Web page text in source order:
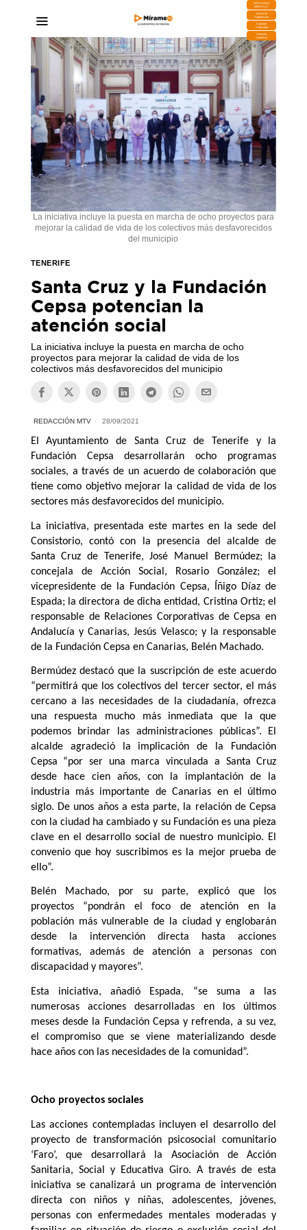
DESCARGA
MIRAPLAY
Buzón de
Sugerencias
Contratar
Publicidad
Contacto
Comercial
La iniciativa incluye la puesta en marcha de ocho proyectos para
mejorar la calidad de vida de los colectivos más desfavorecidos
del municipio
TENERIFE
Santa Cruz y la Fundación
Cepsa potencian la
atención social
La iniciativa incluye la puesta en marcha de ocho
proyectos para mejorar la calidad de vida de los
colectivos más desfavorecidos del municipio
REDACCIÓN MTV 28/09/2021
El Ayuntamiento de Santa Cruz de Tenerife y la
Fundación Cepsa desarrollarán ocho programas
sociales, a través de un acuerdo de colaboración que
tiene como objetivo mejorar la calidad de vida de los
sectores más desfavorecidos del municipio.
La iniciativa, presentada este martes en la sede del
Consistorio, contó con la presencia del alcalde de
Santa Cruz de Tenerife, José Manuel Bermúdez; la
concejala de Acción Social, Rosario González; el
vicepresidente de la Fundación Cepsa, Íñigo Díaz de
Espada; la directora de dicha entidad, Cristina Ortiz; el
responsable de Relaciones Corporativas de Cepsa en
Andalucía y Canarias, Jesús Velasco; y la responsable
de la Fundación Cepsa en Canarias, Belén Machado.
Bermúdez destacó que la suscripción de este acuerdo
“permitirá que los colectivos del tercer sector, el más
cercano a las necesidades de la ciudadanía, ofrezca
una respuesta mucho más inmediata que la que
podemos brindar las administraciones públicas”. El
alcalde agradeció la implicación de la Fundación
Cepsa “por ser una marca vinculada a Santa Cruz
desde hace cien años, con la implantación de la
industria más importante de Canarias en el último
siglo. De unos años a esta parte, la relación de Cepsa
con la ciudad ha cambiado y su Fundación es una pieza
clave en el desarrollo social de nuestro municipio. El
convenio que hoy suscribimos es la mejor prueba de
ello”.
Belén Machado, por su parte, explicó que los
proyectos “pondrán el foco de atención en la
población más vulnerable de la ciudad y englobarán
desde la intervención directa hasta acciones
formativas, además de atención a personas con
discapacidad y mayores”.
Esta iniciativa, añadió Espada, “se suma a las
numerosas acciones desarrolladas en los últimos
meses desde la Fundación Cepsa y refrenda, a su vez,
el compromiso que se viene materializando desde
hace años con las necesidades de la comunidad”.
Ocho proyectos sociales
Las acciones contempladas incluyen el desarrollo del
proyecto de transformación psicosocial comunitario
‘Faro’, que desarrollará la Asociación de Acción
Sanitaria, Social y Educativa Giro. A través de esta
iniciativa se canalizará un programa de intervención
directa con niños y niñas, adolescentes, jóvenes,
personas con enfermedades mentales moderadas y